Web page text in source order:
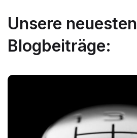
Unsere neuesten
Blogbeiträge: